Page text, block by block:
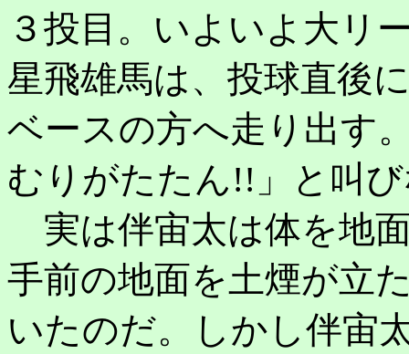
３投目。いよいよ大リ
星飛雄馬は、投球直後
ベースの方へ走り出す
むりがたたん!!」と叫
実は伴宙太は体を地
手前の地面を土煙が立
いたのだ。しかし伴宙